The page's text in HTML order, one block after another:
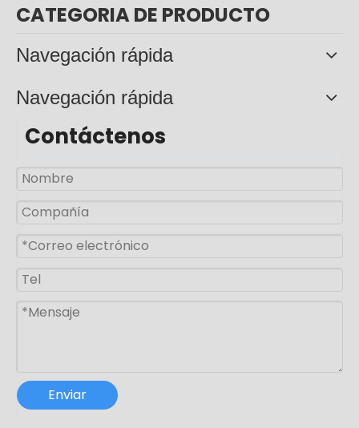
CATEGORIA DE PRODUCTO
Navegación rápida
Navegación rápida
Contáctenos
Enviar